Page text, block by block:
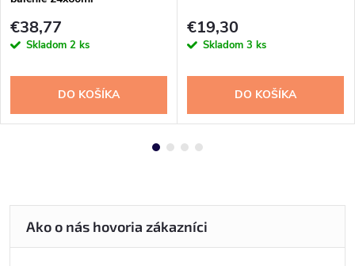
€38,77
Skladom 2 ks
DO KOŠÍKA
€19,30
Skladom 3 ks
DO KOŠÍKA